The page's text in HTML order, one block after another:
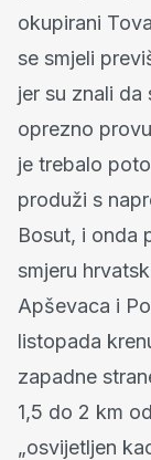
okupirani
se smjeli
jer su znali da
oprezno
je trebalo
produži s
Bosut, i onda
smjeru
Apševaca i
listopada
zapadne
1,5 do 2 km
„osvijetljen